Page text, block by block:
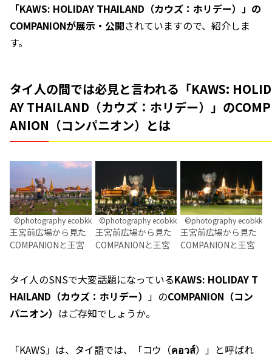
「KAWS: HOLIDAY THAILAND（カウズ：ホリデー）」の
COMPANIONが展示・公開されていますので、紹介しま
す。
タイ人の間では必見と言われる「KAWS: HOLID
AY THAILAND（カウズ：ホリデー）」のCOMP
ANION（コンパニオン）とは
©︎photography ecobkk
王宮前広場から見た
COMPANIONと王宮
©︎photography ecobkk
王宮前広場から見た
COMPANIONと王宮
©︎photography ecobkk
王宮前広場から見た
COMPANIONと王宮
タイ人のSNSで大変話題になっているKAWS: HOLIDAY T
HAILAND（カウズ：ホリデー） 」のCOMPANION（コン
パニオン） はご存知でしょうか。
「KAWS」は、タイ語では、「コウ（คอวส์）」と呼ばれ